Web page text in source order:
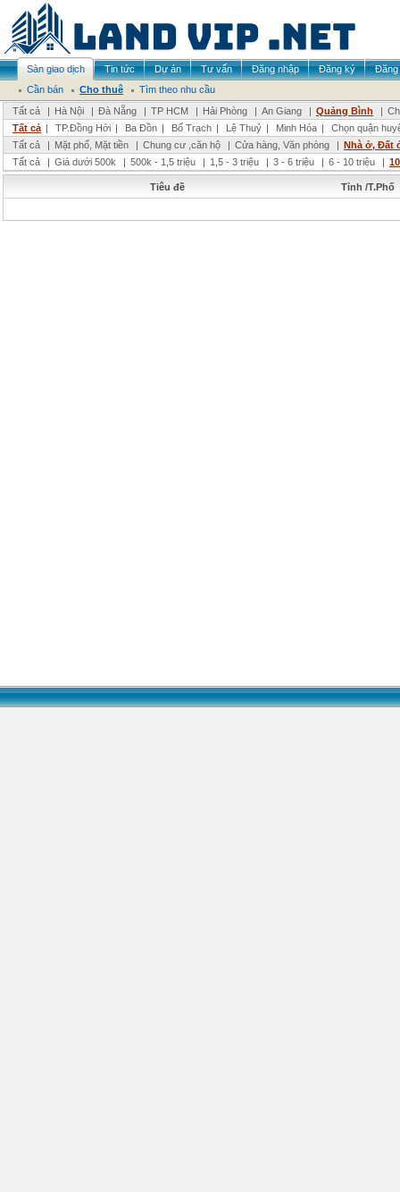
Sàn giao dịch Tin tức Dự án Tư vấn Đăng nhập Đăng ký
Đăng
Cần bán
Cho thuê
Tìm theo nhu cầu
Tất cả
| Hà Nội | Đà Nẵng | TP HCM | Hải Phòng | An Giang | Quảng Bình |
Tất cả | TP.Đồng Hới | Ba Đồn | Bố Trạch | Lệ Thuỷ | Minh Hóa |
Chọn quận
Tất cả
| Mặt phố, Mặt tiền | Chung cư ,căn hộ | Cửa hàng, Văn phòng | Nhà ở, Đất
Tất cả
| Giá dưới 500k | 500k - 1,5 triệu | 1,5 - 3 triệu | 3 - 6 triệu | 6 - 10 triệu |
Tiêu đề Tỉnh /T.Phố